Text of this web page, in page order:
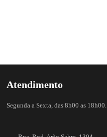
Atendimento
Segunda a Sexta, das 8h00 as 18h00.